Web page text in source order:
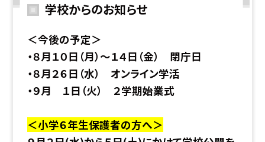
学校からのお知らせ
＜今後の予定＞
・８月１０日（月）〜１４日（金） 閉庁日
・８月２６日（水） オンライン学活
・９月 １日（火） ２学期始業式
＜小学６年生保護者の方へ＞